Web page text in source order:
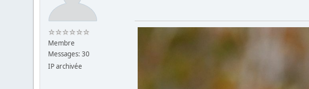
Membre
Messages: 30
IP archivée